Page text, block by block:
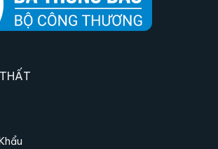
mà là sản phẩm được phát
trải nghiệm thực tế của người sử
kế, chất liệu đến kết cấu đều
thoải mái, bền bỉ và thẩm mỹ
mềm mại, tạo cảm giác ngồi
và dễ chịu, đồng thời dễ vệ